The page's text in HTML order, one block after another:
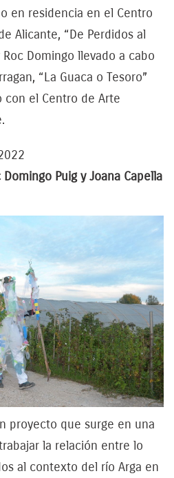
en residencia en el Centro
Alicante, “De Perdidos al
Roc Domingo llevado a cabo
“La Guaca o Tesoro”
con el Centro de Arte
Domingo Puig y Joana Capella
proyecto que surge en una
la relación entre lo
al contexto del río Arga en